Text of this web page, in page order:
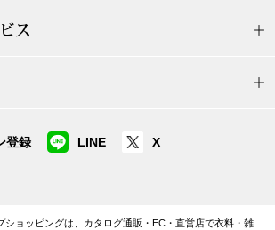
サングラス／
ス
登録 LINE X
ショッピングは、カタログ通販・EC・直営店で衣料・雑